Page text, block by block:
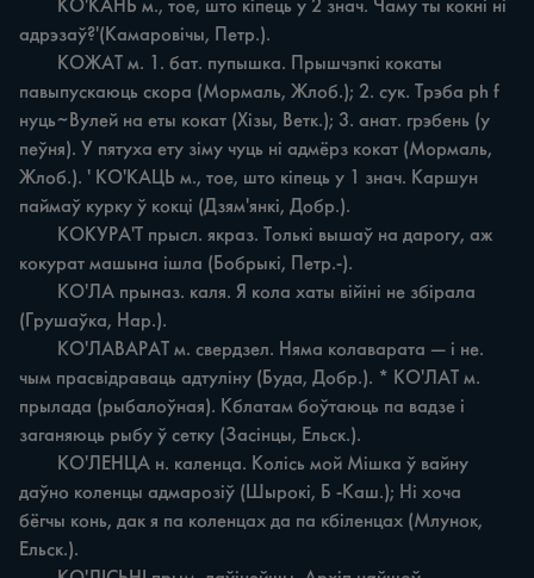
адрэзаў?'(Камаровічы, Петр.).
павыпускаюць скора (Мормаль, Жлоб.); 2. сук. Трэба ph f
нуць~Вулей на еты кокат (Хізы, Ветк.); 3. анат. грэбень (y
пеўня). У пятуха ету зіму чуць ні адмёрз кокат (Мормаль,
Жлоб.). ' КО'КАЦЬ м., тое, што кіпець у 1 знач. Каршун
паймаў курку ў кокці (Дзям'янкі, Добр.).
кокурат машына ішла (Бобрыкі, Петр.-).
(Грушаўка, Нар.).
чым прасвідраваць адтуліну (Буда, Добр.). * КО'ЛАТ м.
прылада (рыбалоўная). Кблатам боўтаюць па вадзе i
заганяюць рыбу ў сетку (Засінцы, Ельск.).
даўно коленцы адмарозіў (Шырокі, Б -Каш.); Hi хоча
бёгчы конь, дак я па коленцах да па кбіленцах (Млунок,
Ельск.).